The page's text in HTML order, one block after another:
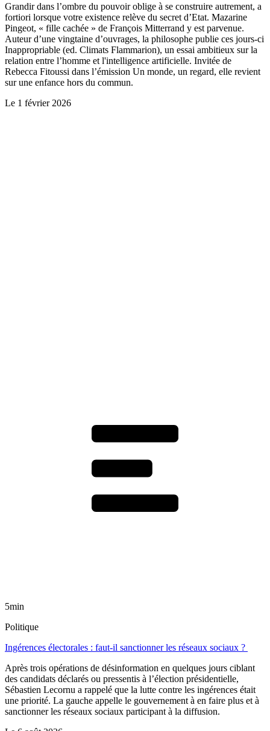
Grandir dans l’ombre du pouvoir oblige à se construire autrement, a
fortiori lorsque votre existence relève du secret d’Etat. Mazarine
Pingeot, « fille cachée » de François Mitterrand y est parvenue.
Auteur d’une vingtaine d’ouvrages, la philosophe publie ces jours-ci
Inappropriable (ed. Climats Flammarion), un essai ambitieux sur la
relation entre l’homme et l'intelligence artificielle. Invitée de
Rebecca Fitoussi dans l’émission Un monde, un regard, elle revient
sur une enfance hors du commun.
Le 1 février 2026
5min
Politique
Ingérences électorales : faut-il sanctionner les réseaux sociaux ?
Après trois opérations de désinformation en quelques jours ciblant
des candidats déclarés ou pressentis à l’élection présidentielle,
Sébastien Lecornu a rappelé que la lutte contre les ingérences était
une priorité. La gauche appelle le gouvernement à en faire plus et à
sanctionner les réseaux sociaux participant à la diffusion.